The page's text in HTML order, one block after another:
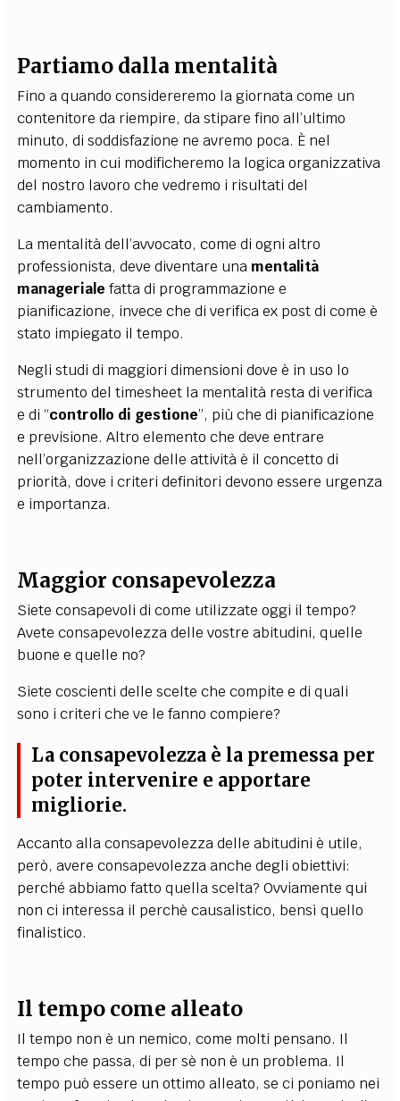
Partiamo dalla mentalità
Fino a quando considereremo la giornata come un
contenitore da riempire, da stipare fino all’ultimo
minuto, di soddisfazione ne avremo poca. È nel
momento in cui modificheremo la logica organizzativa
del nostro lavoro che vedremo i risultati del
cambiamento.
La mentalità dell’avvocato, come di ogni altro
professionista, deve diventare una mentalità
manageriale fatta di programmazione e
pianificazione, invece che di verifica ex post di come è
stato impiegato il tempo.
Negli studi di maggiori dimensioni dove è in uso lo
strumento del timesheet la mentalità resta di verifica
e di “controllo di gestione”, più che di pianificazione
e previsione. Altro elemento che deve entrare
nell’organizzazione delle attività è il concetto di
priorità, dove i criteri definitori devono essere urgenza
e importanza.
Maggior consapevolezza
Siete consapevoli di come utilizzate oggi il tempo?
Avete consapevolezza delle vostre abitudini, quelle
buone e quelle no?
Siete coscienti delle scelte che compite e di quali
sono i criteri che ve le fanno compiere?
La consapevolezza è la premessa per
poter intervenire e apportare
migliorie.
Accanto alla consapevolezza delle abitudini è utile,
però, avere consapevolezza anche degli obiettivi:
perché abbiamo fatto quella scelta? Ovviamente qui
non ci interessa il perchè causalistico, bensì quello
finalistico.
Il tempo come alleato
Il tempo non è un nemico, come molti pensano. Il
tempo che passa, di per sè non è un problema. Il
tempo può essere un ottimo alleato, se ci poniamo nei